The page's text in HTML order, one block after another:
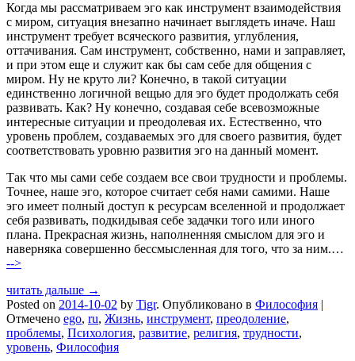
Когда мы рассматриваем эго как инструмент взаимодействия
с миром, ситуация внезапно начинает выглядеть иначе. Наш
инструмент требует всяческого развития, углубления,
оттачивания. Сам инструмент, собственно, нами и заправляет,
и при этом еще и служит как бы сам себе для общения с
миром. Ну не круто ли? Конечно, в такой ситуации
единственно логичной вещью для эго будет продолжать себя
развивать. Как? Ну конечно, создавая себе всевозможные
интересные ситуации и преодолевая их. Естественно, что
уровень проблем, создаваемых эго для своего развития, будет
соответствовать уровню развития эго на данный момент.
Так что мы сами себе создаем все свои трудности и проблемы.
Точнее, наше эго, которое считает себя нами самими. Наше
эго имеет полный доступ к ресурсам вселенной и продолжает
себя развивать, подкидывая себе задачки того или иного
плана. Прекрасная жизнь, наполненняя смыслом для эго и
наверняка совершенно бессмысленная для того, что за ним.…
-->
читать дальше →
Posted on 2014-10-02 by Tigr. Опубликовано в Философия |
Отмечено ego, ru, Жизнь, инструмент, преодоление,
проблемы, Психология, развитие, религия, трудности,
уровень, Философия